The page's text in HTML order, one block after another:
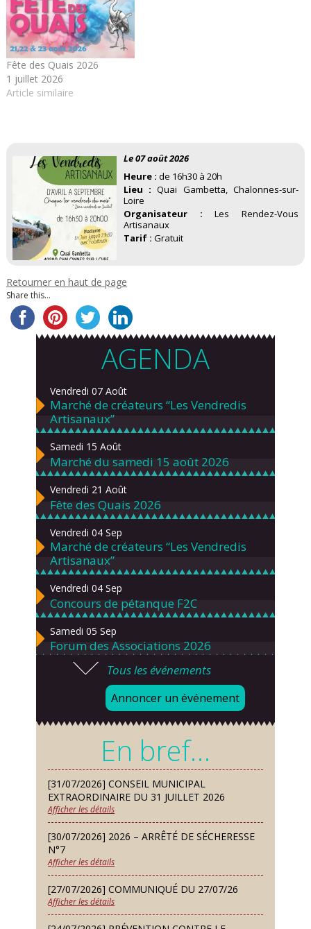
Fête des Quais 2026
1 juillet 2026
Article similaire
Le 07 août 2026
Heure : de 16h30 à 20h
Lieu : Quai Gambetta, Chalonnes-sur-
Loire
Organisateur : Les Rendez-Vous
Artisanaux
Tarif : Gratuit
Retourner en haut de page
Share this...
AGENDA
Vendredi 07 Août
Marché de créateurs “Les Vendredis
Artisanaux”
Samedi 15 Août
Marché du samedi 15 août 2026
Vendredi 21 Août
Fête des Quais 2026
Vendredi 04 Sep
Marché de créateurs “Les Vendredis
Artisanaux”
Vendredi 04 Sep
Concours de pétanque F2C
Samedi 05 Sep
Forum des Associations 2026
Lundi 07 Sep
Danses solo et en couple – cours
d’essai gratuit
Mardi 08 Sep
Chorale À travers chants
Samedi 12 Sep
Défi de pêche aux leurres (concept
lure house)
Dimanche 13 Sep
Repas de fouées
Lundi 14 Sep
Conseil municipal du 14 septembre
2026
Jeudi 24 Sep
Tous les événements
Annoncer un événement
En bref…
[31/07/2026] CONSEIL MUNICIPAL
EXTRAORDINAIRE DU 31 JUILLET 2026
Afficher les détails
[30/07/2026] 2026 – ARRÊTÉ DE SÉCHERESSE
N°7
Afficher les détails
[27/07/2026] COMMUNIQUÉ DU 27/07/26
Afficher les détails